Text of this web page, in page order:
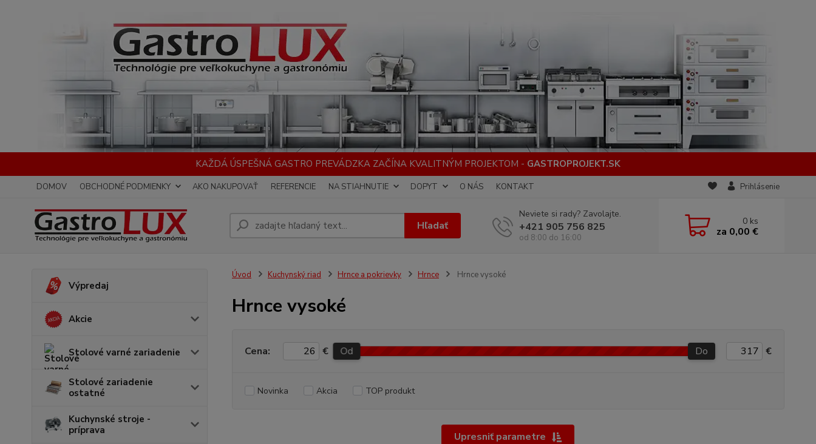
KAŽDÁ ÚSPEŠNÁ GASTRO PREVÁDZKA ZAČÍNA KVALITNÝM PROJEKTOM - GASTROPROJEKT.SK
DOMOV OBCHODNÉ PODMIENKY AKO NAKUPOVAŤ REFERENCIE NA STIAHNUTIE DOPYT O NÁS KONTAKT Prihlásenie
Hľadať
Neviete si rady? Zavolajte.
+421 905 756 825
od 8:00 do 16:00
0 ks
za 0,00 €
Výpredaj
Akcie
Stolové varné zariadenie
Stolové zariadenie
ostatné
Kuchynské stroje -
príprava
Úvod Kuchynský riad Hrnce a pokrievky Hrnce Hrnce vysoké
Hrnce vysoké
Upresniť parametre
Cena: € Od Do €
Novinka Akcia TOP produkt